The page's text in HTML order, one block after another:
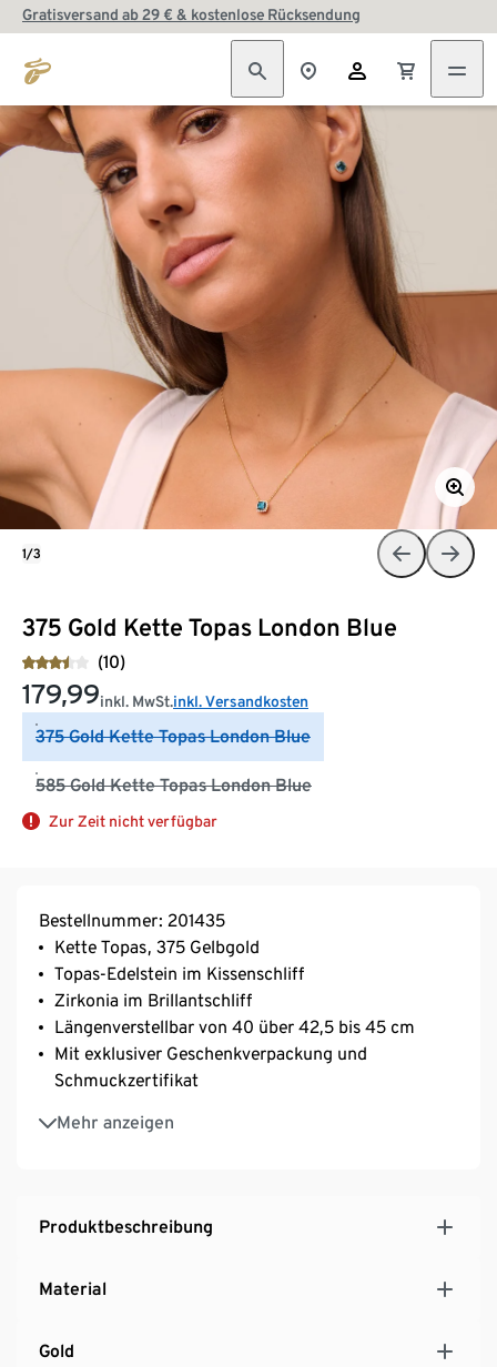
Gratisversand ab 29 € & kostenlose Rücksendung
375 Gold Kette Topas London Blue
(10)
179,99inkl. MwSt.inkl. Versandkosten
375 Gold Kette Topas London Blue
585 Gold Kette Topas London Blue
Zur Zeit nicht verfügbar
1/3
Bestellnummer: 201435
Kette Topas, 375 Gelbgold
Topas-Edelstein im Kissenschliff
Zirkonia im Brillantschliff
Längenverstellbar von 40 über 42,5 bis 45 cm
Mit exklusiver Geschenkverpackung und
Schmuckzertifikat
Mehr anzeigen
375 Gelbgold
Produktbeschreibung
Material
Gold